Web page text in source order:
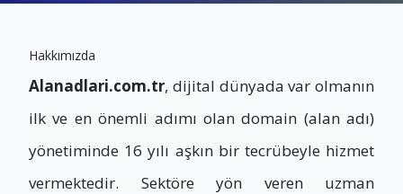
Hakkımızda
Alanadlari.com.tr, dijital dünyada var olmanın
ilk ve en önemli adımı olan domain (alan adı)
yönetiminde 16 yılı aşkın bir tecrübeyle hizmet
vermektedir. Sektöre yön veren uzman